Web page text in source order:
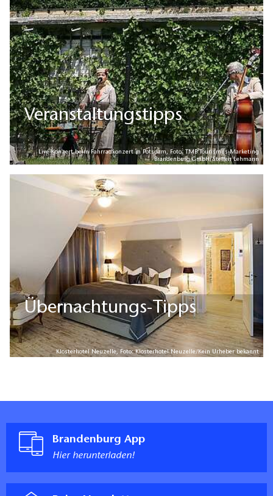
Veranstaltungstipps
Live-Konzert beim Fahrradkonzert in Potsdam, Foto: TMB Tourismus-Marketing
Brandenburg GmbH/Steffen Lehmann
Übernachtungs-Tipps
Klosterhotel Neuzelle, Foto: Klosterhotel Neuzelle/Kein Urheber bekannt
Brandenburg App
Hier herunterladen!